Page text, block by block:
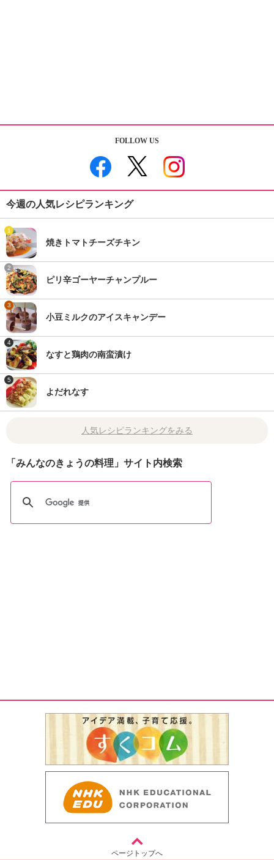
FOLLOW US
今週の人気レシピランキング
1
焼きトマトチーズチキン
2
ピリ辛ゴーヤーチャンプルー
3
小豆ミルクのアイスキャンデー
4
なすと鶏肉の南蛮漬け
5
よだれなす
人気レシピランキングをみる
「みんなのきょうの料理」サイト内検索
ページトップへ